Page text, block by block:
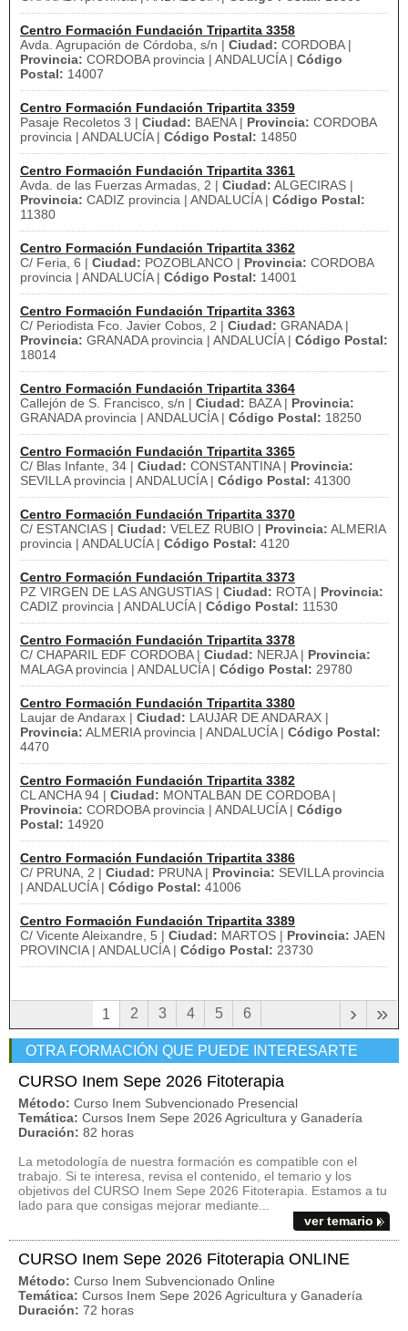
Centro Formación Fundación Tripartita 3358
Avda. Agrupación de Córdoba, s/n | Ciudad: CORDOBA |
Provincia: CORDOBA provincia | ANDALUCÍA | Código
Postal: 14007
Centro Formación Fundación Tripartita 3359
Pasaje Recoletos 3 | Ciudad: BAENA | Provincia: CORDOBA
provincia | ANDALUCÍA | Código Postal: 14850
Centro Formación Fundación Tripartita 3361
Avda. de las Fuerzas Armadas, 2 | Ciudad: ALGECIRAS |
Provincia: CADIZ provincia | ANDALUCÍA | Código Postal:
11380
Centro Formación Fundación Tripartita 3362
C/ Feria, 6 | Ciudad: POZOBLANCO | Provincia: CORDOBA
provincia | ANDALUCÍA | Código Postal: 14001
Centro Formación Fundación Tripartita 3363
C/ Periodista Fco. Javier Cobos, 2 | Ciudad: GRANADA |
Provincia: GRANADA provincia | ANDALUCÍA | Código Postal:
18014
Centro Formación Fundación Tripartita 3364
Callejón de S. Francisco, s/n | Ciudad: BAZA | Provincia:
GRANADA provincia | ANDALUCÍA | Código Postal: 18250
Centro Formación Fundación Tripartita 3365
C/ Blas Infante, 34 | Ciudad: CONSTANTINA | Provincia:
SEVILLA provincia | ANDALUCÍA | Código Postal: 41300
Centro Formación Fundación Tripartita 3370
C/ ESTANCIAS | Ciudad: VELEZ RUBIO | Provincia: ALMERIA
provincia | ANDALUCÍA | Código Postal: 4120
Centro Formación Fundación Tripartita 3373
PZ VIRGEN DE LAS ANGUSTIAS | Ciudad: ROTA | Provincia:
CADIZ provincia | ANDALUCÍA | Código Postal: 11530
Centro Formación Fundación Tripartita 3378
C/ CHAPARIL EDF CORDOBA | Ciudad: NERJA | Provincia:
MALAGA provincia | ANDALUCÍA | Código Postal: 29780
Centro Formación Fundación Tripartita 3380
Laujar de Andarax | Ciudad: LAUJAR DE ANDARAX |
Provincia: ALMERIA provincia | ANDALUCÍA | Código Postal:
4470
Centro Formación Fundación Tripartita 3382
CL ANCHA 94 | Ciudad: MONTALBAN DE CORDOBA |
Provincia: CORDOBA provincia | ANDALUCÍA | Código
Postal: 14920
Centro Formación Fundación Tripartita 3386
C/ PRUNA, 2 | Ciudad: PRUNA | Provincia: SEVILLA provincia
| ANDALUCÍA | Código Postal: 41006
Centro Formación Fundación Tripartita 3389
C/ Vicente Aleixandre, 5 | Ciudad: MARTOS | Provincia: JAEN
PROVINCIA | ANDALUCÍA | Código Postal: 23730
1 2 3 4 5 6 »
›
OTRA FORMACIÓN QUE PUEDE INTERESARTE
CURSO Inem Sepe 2026 Fitoterapia
Método: Curso Inem Subvencionado Presencial
Temática: Cursos Inem Sepe 2026 Agricultura y Ganadería
Duración: 82 horas
La metodología de nuestra formación es compatible con el
trabajo. Si te interesa, revisa el contenido, el temario y los
objetivos del CURSO Inem Sepe 2026 Fitoterapia. Estamos a tu
lado para que consigas mejorar mediante...
ver temario
CURSO Inem Sepe 2026 Fitoterapia ONLINE
Método: Curso Inem Subvencionado Online
Temática: Cursos Inem Sepe 2026 Agricultura y Ganadería
Duración: 72 horas